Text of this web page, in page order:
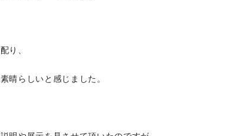
り、
晴らしいと感じました。